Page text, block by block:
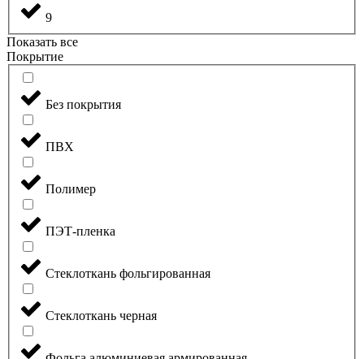
9
Показать все
Покрытие
Без покрытия
ПВХ
Полимер
ПЭТ-пленка
Стеклоткань фольгированная
Стеклоткань черная